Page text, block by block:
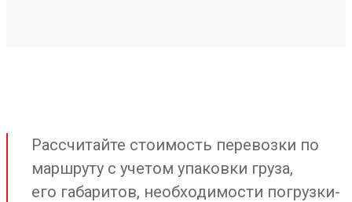
Рассчитайте стоимость перевозки по
маршруту с учетом упаковки груза,
его габаритов, необходимости погрузки-